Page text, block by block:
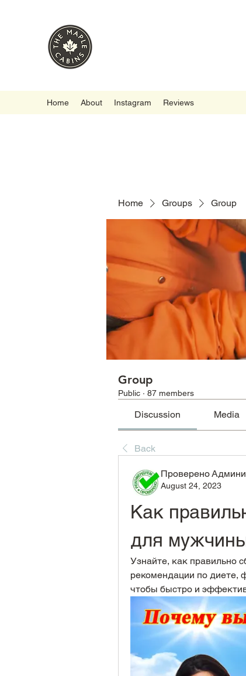
Home About Instagram Reviews
Home Groups Group
Group
Public · 87 members
Discussion Media
Back
Проверено
August 24, 2023
Как
для
Узнайте, как правильно
рекомендации по диете,
чтобы быстро и